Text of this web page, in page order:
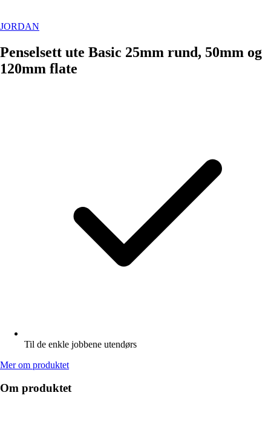
JORDAN
Penselsett ute Basic 25mm rund, 50mm og
120mm flate
Til de enkle jobbene utendørs
Mer om produktet
Om produktet